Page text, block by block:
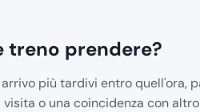
treno prendere?
più tardivi entro
o una coincidenza con altro